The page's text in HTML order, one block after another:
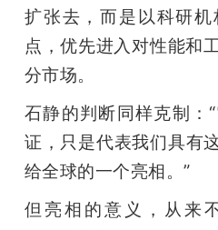
扩张去，而是以科研
点，优先进入对性能和
分市场。
石静的判断同样克制：
证，只是代表我们具
给全球的一个亮相。”
但亮相的意义，从来